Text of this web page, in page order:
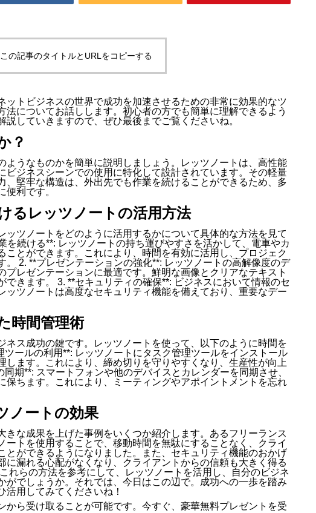
この記事のタイトルとURLをコピーする
ットビジネスの世界で成功を加速させるための非常に効果的なツ
法についてお話しします。初心者の方でも簡単に理解できるよう
説していきますので、ぜひ最後までご覧くださいね。
？
ようなものかを簡単に説明しましょう。レッツノートは、高性能
ビジネスシーンでの使用に特化して設計されています。その軽量
、堅牢な構造は、外出先でも作業を続けることができるため、多
便利です。
るレッツノートの活用方法
ッツノートをどのように活用するかについて具体的な方法を見て
を続ける**: レッツノートの持ち運びやすさを活かして、電車やカ
ことができます。これにより、時間を有効に活用し、プロジェク
。 2. **プレゼンテーションの強化**: レッツノートの高解像度のデ
プレゼンテーションに最適です。鮮明な画像とクリアなテキスト
できます。 3. **セキュリティの確保**: ビジネスにおいて情報のセ
ッツノートは高度なセキュリティ機能を備えており、重要なデー
時間管理術
ネス成功の鍵です。レッツノートを使って、以下のように時間を
ツールの利用**: レッツノートにタスク管理ツールをインストール
します。これにより、締め切りを守りやすくなり、生産性が向上
期**: スマートフォンや他のデバイスとカレンダーを同期させ、
保ちます。これにより、ミーティングやアポイントメントを忘れ
ノートの効果
きな成果を上げた事例をいくつか紹介します。あるフリーランス
ートを使用することで、移動時間を無駄にすることなく、クライ
とができるようになりました。また、セキュリティ機能のおかげ
に漏れる心配がなくなり、クライアントからの信頼も大きく得る
れらの方法を参考にして、レッツノートを活用し、自分のビジネ
がでしょうか。それでは、今日はこの辺で。成功への一歩を踏み
活用してみてくださいね！
から受け取ることが可能です。今すぐ、豪華無料プレゼントを受